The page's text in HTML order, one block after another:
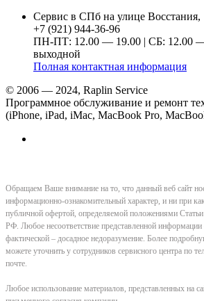
Сервис в СПб на улице Восстания,
+7 (921) 944-36-96
ПН-ПТ: 12.00 — 19.00 | СБ: 12.00
выходной
Полная контактная информация
© 2006 — 2024, Raplin Service
Программное обслуживание и ремонт
(iPhone, iPad, iMac, MacBook Pro,
Обращаем Ваше внимание на то, что данный веб сайт
информационно-ознакомительный характер, и ни при
публичной офертой, определяемой положениями Статьи
РФ. Любое несоответствие представленной информации
фактической – досадное недоразумение. Более
можете уточнить у сотрудников сервисного центра по
почте.
Любое использование материалов, представленных на